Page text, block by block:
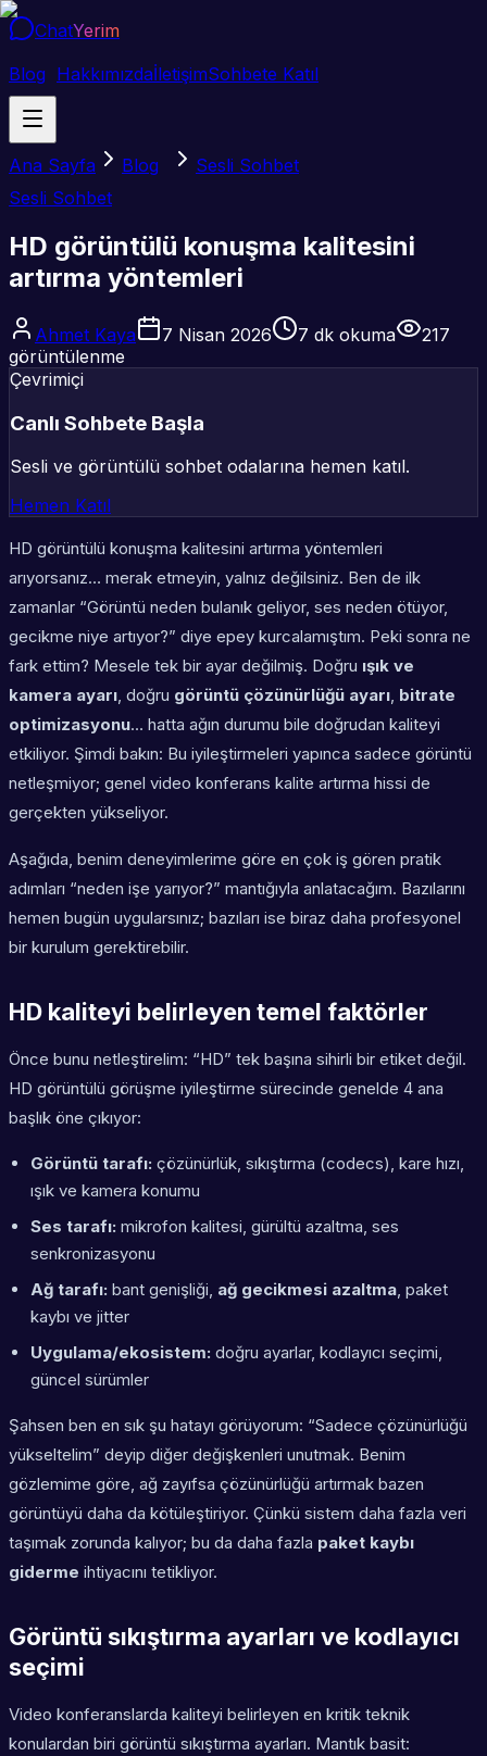
ChatYerim
Blog HakkımızdaİletişimSohbete Katıl
Ana Sayfa Blog
Sesli Sohbet
Sesli Sohbet
HD görüntülü konuşma kalitesini
artırma yöntemleri
Ahmet Kaya 7 Nisan 2026 7 dk okuma
217
görüntülenme
Çevrimiçi
Canlı Sohbete Başla
Sesli ve görüntülü sohbet odalarına hemen katıl.
Hemen Katıl
HD görüntülü konuşma kalitesini artırma yöntemleri
arıyorsanız… merak etmeyin, yalnız değilsiniz. Ben de ilk
zamanlar “Görüntü neden bulanık geliyor, ses neden ötüyor,
gecikme niye artıyor?” diye epey kurcalamıştım. Peki sonra ne
fark ettim? Mesele tek bir ayar değilmiş. Doğru ışık ve
kamera ayarı, doğru görüntü çözünürlüğü ayarı, bitrate
optimizasyonu… hatta ağın durumu bile doğrudan kaliteyi
etkiliyor. Şimdi bakın: Bu iyileştirmeleri yapınca sadece görüntü
netleşmiyor; genel video konferans kalite artırma hissi de
gerçekten yükseliyor.
Aşağıda, benim deneyimlerime göre en çok iş gören pratik
adımları “neden işe yarıyor?” mantığıyla anlatacağım. Bazılarını
hemen bugün uygularsınız; bazıları ise biraz daha profesyonel
bir kurulum gerektirebilir.
HD kaliteyi belirleyen temel faktörler
Önce bunu netleştirelim: “HD” tek başına sihirli bir etiket değil.
HD görüntülü görüşme iyileştirme sürecinde genelde 4 ana
başlık öne çıkıyor:
Görüntü tarafı: çözünürlük, sıkıştırma (codecs), kare hızı,
ışık ve kamera konumu
Ses tarafı: mikrofon kalitesi, gürültü azaltma, ses
senkronizasyonu
Ağ tarafı: bant genişliği, ağ gecikmesi azaltma, paket
kaybı ve jitter
Uygulama/ekosistem: doğru ayarlar, kodlayıcı seçimi,
güncel sürümler
Şahsen ben en sık şu hatayı görüyorum: “Sadece çözünürlüğü
yükseltelim” deyip diğer değişkenleri unutmak. Benim
gözlemime göre, ağ zayıfsa çözünürlüğü artırmak bazen
görüntüyü daha da kötüleştiriyor. Çünkü sistem daha fazla veri
taşımak zorunda kalıyor; bu da daha fazla paket kaybı
giderme ihtiyacını tetikliyor.
Görüntü sıkıştırma ayarları ve kodlayıcı
seçimi
Video konferanslarda kaliteyi belirleyen en kritik teknik
konulardan biri görüntü sıkıştırma ayarları. Mantık basit: